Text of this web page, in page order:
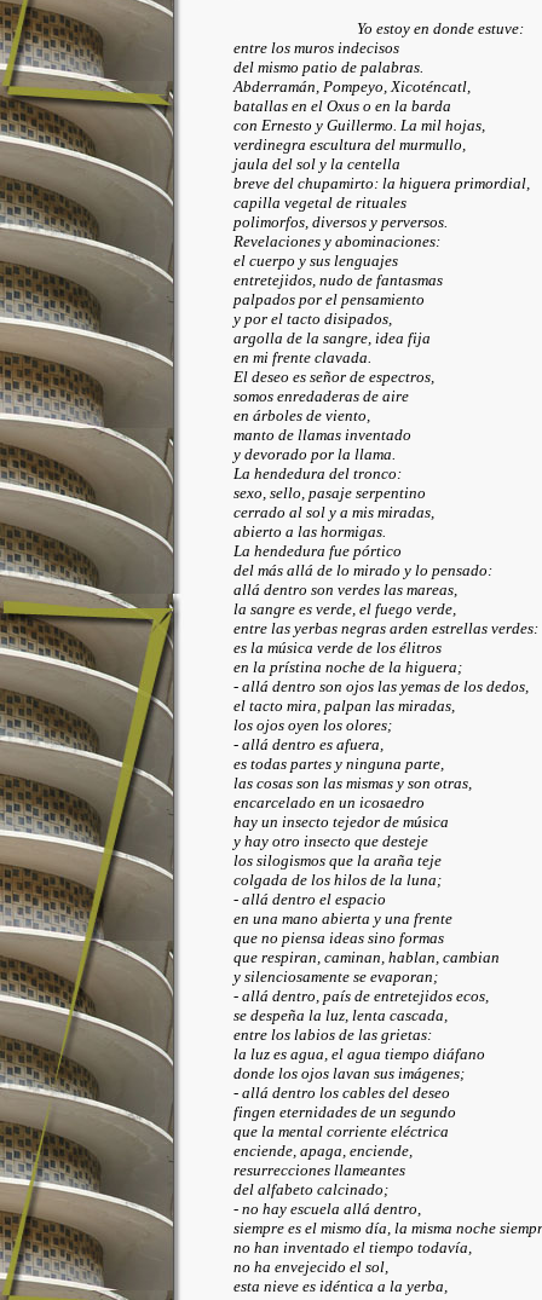
Yo estoy en donde estuve:
entre los muros indecisos
del mismo patio de palabras.
Abderramán, Pompeyo, Xicoténcatl,
batallas en el Oxus o en la barda
con Ernesto y Guillermo. La mil hojas,
verdinegra escultura del murmullo,
jaula del sol y la centella
breve del chupamirto: la higuera primordial,
capilla vegetal de rituales
polimorfos, diversos y perversos.
Revelaciones y abominaciones:
el cuerpo y sus lenguajes
entretejidos, nudo de fantasmas
palpados por el pensamiento
y por el tacto disipados,
argolla de la sangre, idea fija
en mi frente clavada.
El deseo es señor de espectros,
somos enredaderas de aire
en árboles de viento,
manto de llamas inventado
y devorado por la llama.
La hendedura del tronco:
sexo, sello, pasaje serpentino
cerrado al sol y a mis miradas,
abierto a las hormigas.
La hendedura fue pórtico
del más allá de lo mirado y lo pensado:
allá dentro son verdes las mareas,
la sangre es verde, el fuego verde,
entre las yerbas negras arden estrellas verdes:
es la música verde de los élitros
en la prístina noche de la higuera;
- allá dentro son ojos las yemas de los dedos,
el tacto mira, palpan las miradas,
los ojos oyen los olores;
- allá dentro es afuera,
es todas partes y ninguna parte,
las cosas son las mismas y son otras,
encarcelado en un icosaedro
hay un insecto tejedor de música
y hay otro insecto que desteje
los silogismos que la araña teje
colgada de los hilos de la luna;
- allá dentro el espacio
en una mano abierta y una frente
que no piensa ideas sino formas
que respiran, caminan, hablan, cambian
y silenciosamente se evaporan;
- allá dentro, país de entretejidos ecos,
se despeña la luz, lenta cascada,
entre los labios de las grietas:
la luz es agua, el agua tiempo diáfano
donde los ojos lavan sus imágenes;
- allá dentro los cables del deseo
fingen eternidades de un segundo
que la mental corriente eléctrica
enciende, apaga, enciende,
resurrecciones llameantes
del alfabeto calcinado;
- no hay escuela allá dentro,
siempre es el mismo día, la misma noche
no han inventado el tiempo todavía,
no ha envejecido el sol,
esta nieve es idéntica a la yerba,